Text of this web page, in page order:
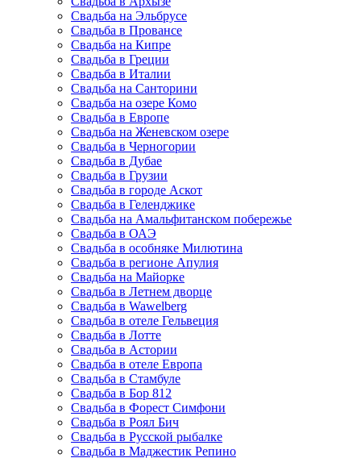
Свадьба на Эльбрусе
Свадьба в Провансе
Свадьба на Кипре
Свадьба в Греции
Свадьба в Италии
Свадьба на Санторини
Свадьба на озере Комо
Свадьба в Европе
Свадьба на Женевском озере
Свадьба в Черногории
Свадьба в Дубае
Свадьба в Грузии
Свадьба в городе Аскот
Свадьба в Геленджике
Свадьба на Амальфитанском побережье
Свадьба в ОАЭ
Свадьба в особняке Милютина
Свадьба в регионе Апулия
Свадьба на Майорке
Свадьба в Летнем дворце
Свадьба в Wawelberg
Свадьба в отеле Гельвеция
Свадьба в Лотте
Свадьба в Астории
Свадьба в отеле Европа
Свадьба в Стамбуле
Свадьба в Бор 812
Свадьба в Форест Симфони
Свадьба в Роял Бич
Свадьба в Русской рыбалке
Свадьба в Маджестик Репино